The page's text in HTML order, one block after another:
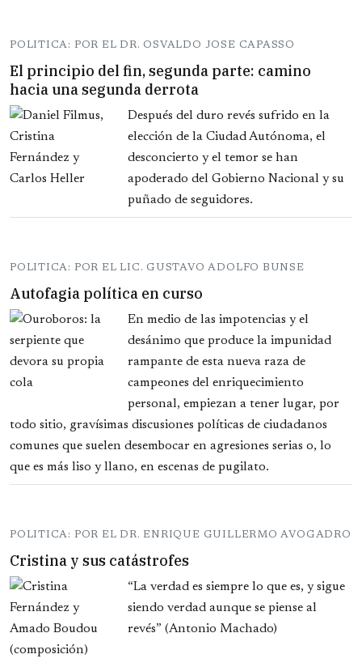
POLITICA: POR EL DR. OSVALDO JOSE CAPASSO
El principio del fin, segunda parte: camino
hacia una segunda derrota
Después del duro revés sufrido en la
elección de la Ciudad Autónoma, el
desconcierto y el temor se han
apoderado del Gobierno Nacional y su
puñado de seguidores.
POLITICA: POR EL LIC. GUSTAVO ADOLFO BUNSE
Autofagia política en curso
En medio de las impotencias y el
desánimo que produce la impunidad
rampante de esta nueva raza de
campeones del enriquecimiento
personal, empiezan a tener lugar, por
todo sitio, gravísimas discusiones políticas de ciudadanos
comunes que suelen desembocar en agresiones serias o, lo
que es más liso y llano, en escenas de pugilato.
POLITICA: POR EL DR. ENRIQUE GUILLERMO AVOGADRO
Cristina y sus catástrofes
“La verdad es siempre lo que es, y sigue
siendo verdad aunque se piense al
revés” (Antonio Machado)